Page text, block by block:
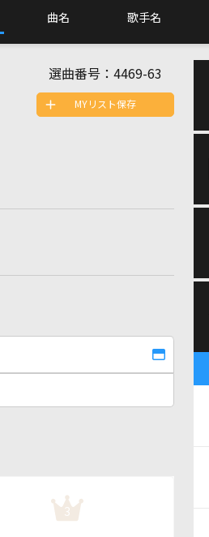
曲名 歌手名
選曲番号： 4469-63
MYリスト保存
3